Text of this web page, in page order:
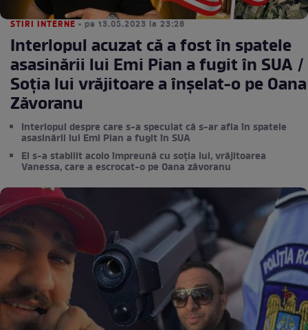
STIRI INTERNE • pe 13.05.2023 la 23:28
Interlopul acuzat că a fost în spatele
asasinării lui Emi Pian a fugit în SUA /
Soția lui vrăjitoare a înșelat-o pe Oana
Zăvoranu
Interlopul despre care s-a speculat că s-ar afla în spatele
asasinării lui Emi Pian a fugit în SUA
El s-a stabilit acolo împreună cu soția lui, vrăjitoarea
Vanessa, care a escrocat-o pe Oana zăvoranu